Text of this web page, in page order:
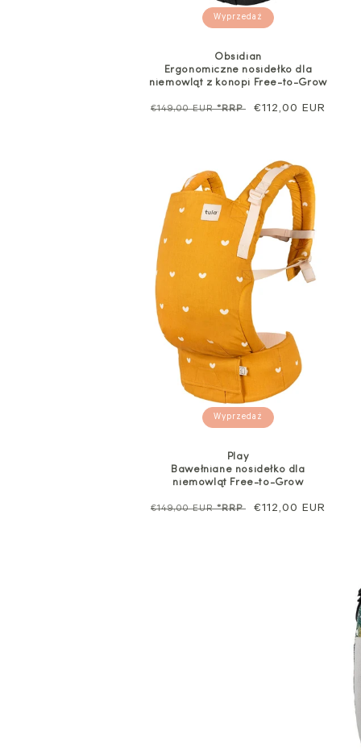
Wyprzedaż
Obsidian
Ergonomiczne nosidełko dla
niemowląt z konopi Free-to-Grow
Cena
€149,00 EUR*RRP
Cena
€112,00 EUR
Wyprzedaż
Play
Bawełniane nosidełko dla
niemowląt Free-to-Grow
Cena
€149,00 EUR*RRP
Cena
€112,00 EUR